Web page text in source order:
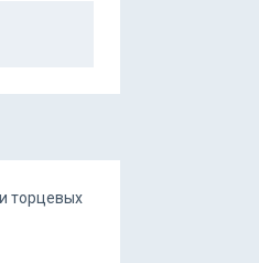
торцевых